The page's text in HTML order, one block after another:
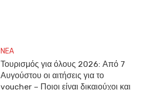
NEA
Τουρισμός για όλους 2026: Από 7
Αυγούστου οι αιτήσεις για το
voucher – Ποιοι είναι δικαιούχοι και